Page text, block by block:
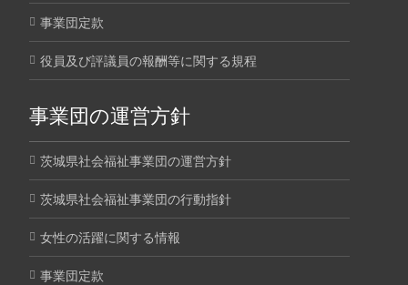
事業団定款
役員及び評議員の報酬等に関する規程
事業団の運営方針
茨城県社会福祉事業団の運営方針
茨城県社会福祉事業団の行動指針
女性の活躍に関する情報
事業団定款